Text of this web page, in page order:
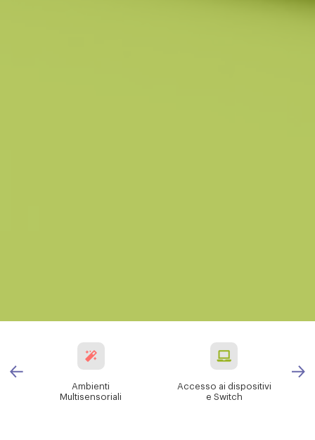
Ambienti
Multisensoriali
Accesso ai dispositivi
e Switch